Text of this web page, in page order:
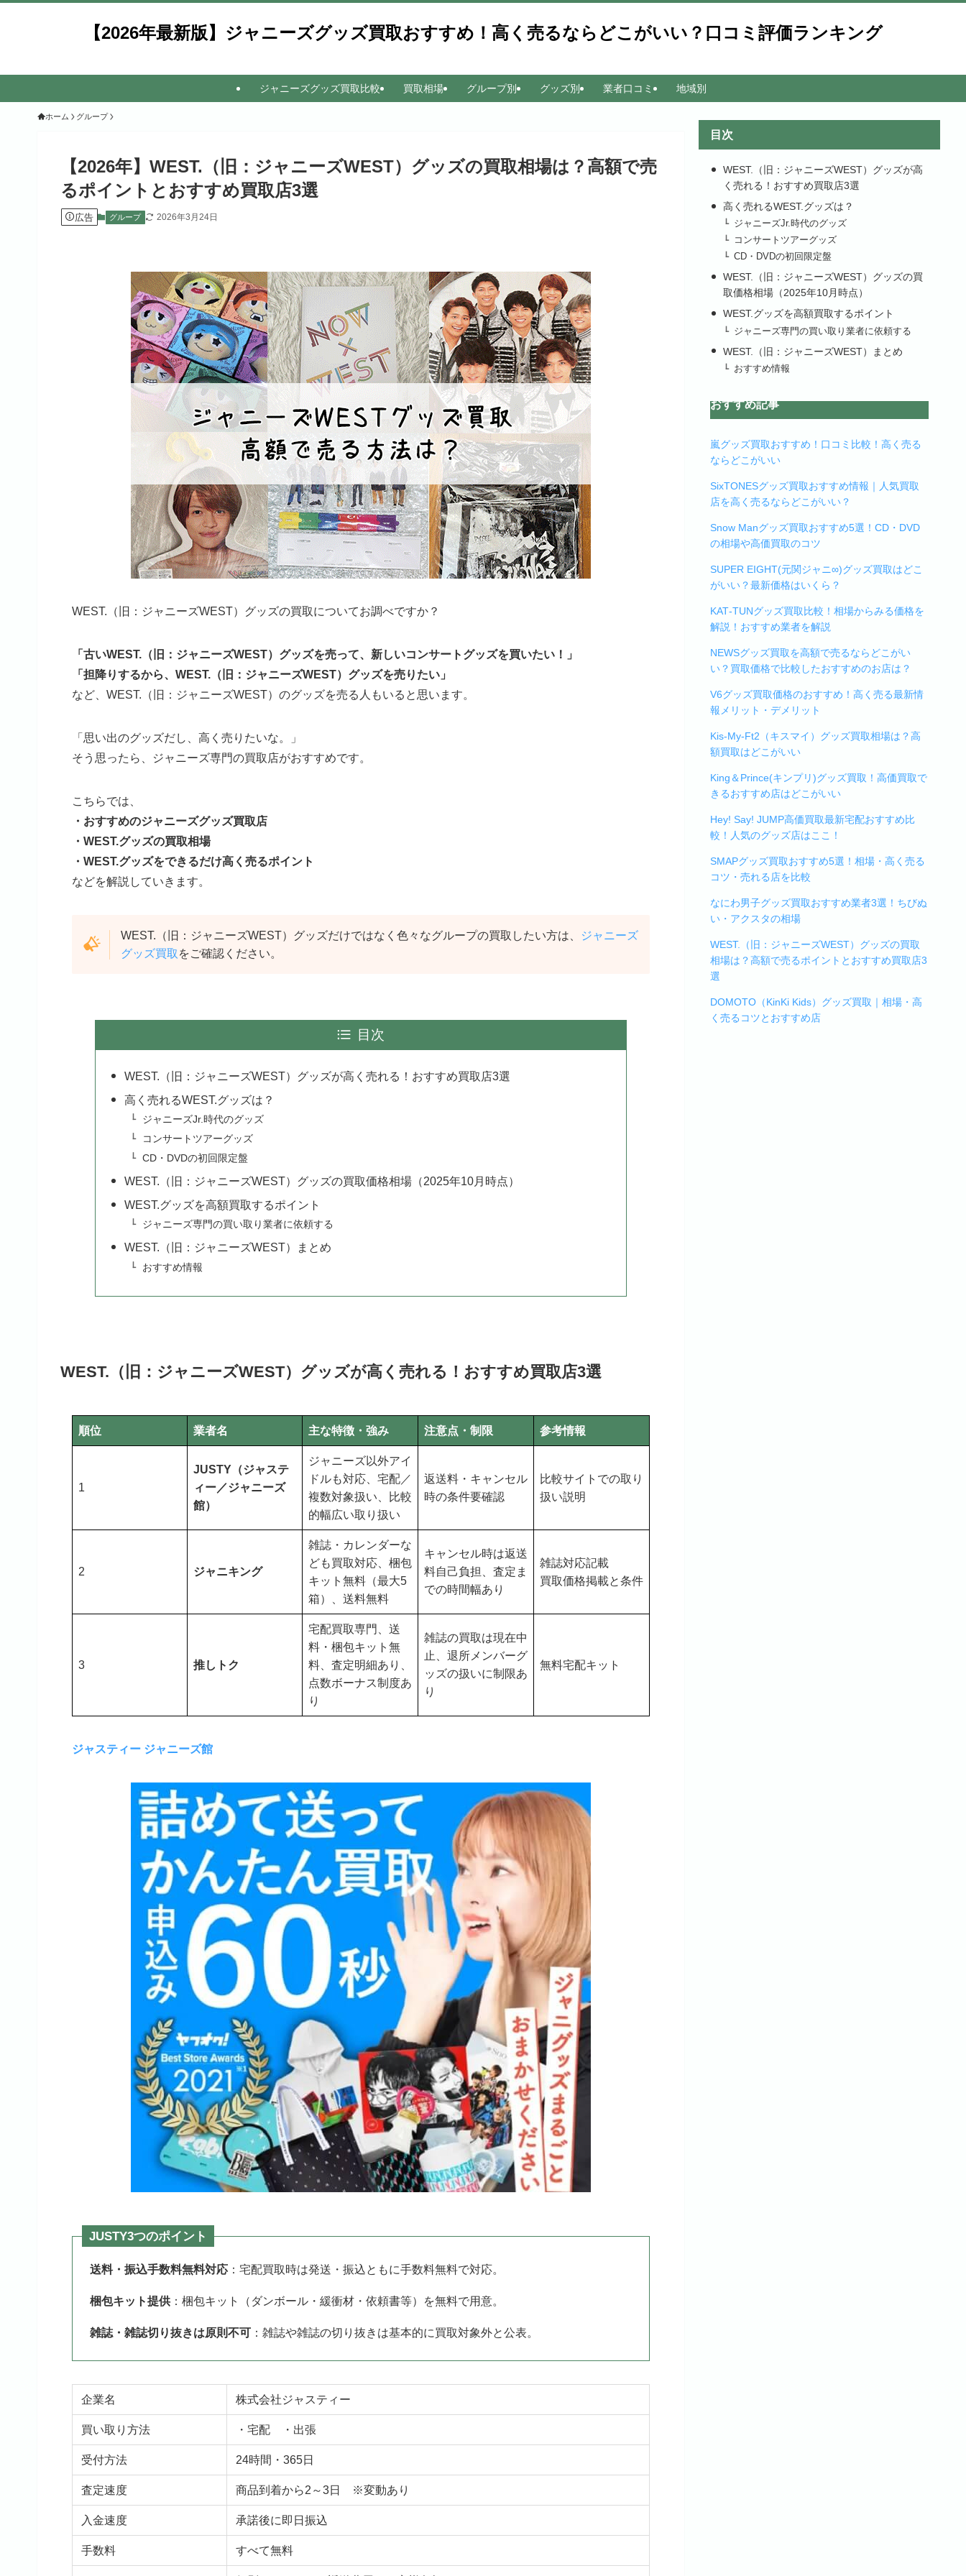
【2026年最新版】ジャニーズグッズ買取おすすめ！高く売るならどこがいい？口コミ評価ランキング
ジャニーズグッズ買取比較 買取相場 グループ別 グッズ別 業者口コミ 地域別
ホーム グループ
【2026年】WEST.（旧：ジャニーズWEST）グッズの買取相場は？高額で売
るポイントとおすすめ買取店3選
広告 グループ 2026年3月24日
WEST.（旧：ジャニーズWEST）グッズの買取についてお調べですか？
「古いWEST.（旧：ジャニーズWEST）グッズを売って、新しいコンサートグッズを買いたい！」
「担降りするから、WEST.（旧：ジャニーズWEST）グッズを売りたい」
など、WEST.（旧：ジャニーズWEST）のグッズを売る人もいると思います。
「思い出のグッズだし、高く売りたいな。」
そう思ったら、ジャニーズ専門の買取店がおすすめです。
こちらでは、
・おすすめのジャニーズグッズ買取店
・WEST.グッズの買取相場
・WEST.グッズをできるだけ高く売るポイント
などを解説していきます。
WEST.（旧：ジャニーズWEST）グッズだけではなく色々なグループの買取したい方は、
ジャニーズ
グッズ買取 をご確認ください。
目次
WEST.（旧：ジャニーズWEST）グッズが高く売れる！おすすめ買取店3選
高く売れるWEST.グッズは？
ジャニーズJr.時代のグッズ
コンサートツアーグッズ
CD・DVDの初回限定盤
WEST.（旧：ジャニーズWEST）グッズの買取価格相場（2025年10月時点）
WEST.グッズを高額買取するポイント
ジャニーズ専門の買い取り業者に依頼する
WEST.（旧：ジャニーズWEST）まとめ
おすすめ情報
WEST.（旧：ジャニーズWEST）グッズが高く売れる！おすすめ買取店3選
順位 業者名 主な特徴・強み 注意点・制限 参考情報
1
JUSTY（ジャステ
ィー／ジャニーズ
館）
ジャニーズ以外アイ
ドルも対応、宅配／
複数対象扱い、比較
的幅広い取り扱い
返送料・キャンセル
時の条件要確認
比較サイトでの取り
扱い説明
2 ジャニキング
雑誌・カレンダーな
ども買取対応、梱包
キット無料（最大5
箱）、送料無料
キャンセル時は返送
料自己負担、査定ま
での時間幅あり
雑誌対応記載
買取価格掲載と条件
3 推しトク
宅配買取専門、送
料・梱包キット無
料、査定明細あり、
点数ボーナス制度あ
り
雑誌の買取は現在中
止、退所メンバーグ
ッズの扱いに制限あ
り
無料宅配キット
ジャスティー ジャニーズ館
JUSTY3つのポイント
送料・振込手数料無料対応 ：宅配買取時は発送・振込ともに手数料無料で対応。
梱包キット提供 ：梱包キット（ダンボール・緩衝材・依頼書等）を無料で用意。
雑誌・雑誌切り抜きは原則不可 ：雑誌や雑誌の切り抜きは基本的に買取対象外と公表。
企業名 株式会社ジャスティー
買い取り方法 ・宅配 ・出張
受付方法 24時間・365日
査定速度 商品到着から2～3日 ※変動あり
入金速度 承諾後に即日振込
手数料 すべて無料
目次
WEST.（旧：ジャニーズWEST）グッズが高
く売れる！おすすめ買取店3選
高く売れるWEST.グッズは？
ジャニーズJr.時代のグッズ
コンサートツアーグッズ
CD・DVDの初回限定盤
WEST.（旧：ジャニーズWEST）グッズの買
取価格相場（2025年10月時点）
WEST.グッズを高額買取するポイント
ジャニーズ専門の買い取り業者に依頼する
WEST.（旧：ジャニーズWEST）まとめ
おすすめ情報
おすすめ記事
嵐グッズ買取おすすめ！口コミ比較！高く売る
ならどこがいい
SixTONESグッズ買取おすすめ情報｜人気買取
店を高く売るならどこがいい？
Snow Manグッズ買取おすすめ5選！CD・DVD
の相場や高価買取のコツ
SUPER EIGHT(元関ジャニ∞)グッズ買取はどこ
がいい？最新価格はいくら？
KAT‑TUNグッズ買取比較！相場からみる価格を
解説！おすすめ業者を解説
NEWSグッズ買取を高額で売るならどこがい
い？買取価格で比較したおすすめのお店は？
V6グッズ買取価格のおすすめ！高く売る最新情
報メリット・デメリット
Kis-My-Ft2（キスマイ）グッズ買取相場は？高
額買取はどこがいい
King＆Prince(キンプリ)グッズ買取！高価買取で
きるおすすめ店はどこがいい
Hey! Say! JUMP高価買取最新宅配おすすめ比
較！人気のグッズ店はここ！
SMAPグッズ買取おすすめ5選！相場・高く売る
コツ・売れる店を比較
なにわ男子グッズ買取おすすめ業者3選！ちびぬ
い・アクスタの相場
WEST.（旧：ジャニーズWEST）グッズの買取
相場は？高額で売るポイントとおすすめ買取店3
選
DOMOTO（KinKi Kids）グッズ買取｜相場・高
く売るコツとおすすめ店